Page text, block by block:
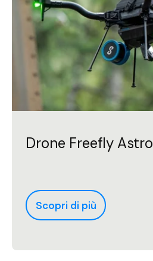
Drone Freefly Astro
Scopri di più